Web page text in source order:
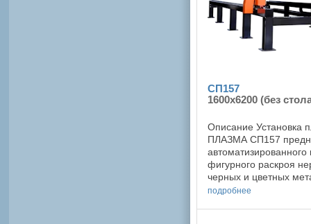
СП157
1600x6200 (без
Описание Установка
ПЛАЗМА СП157
автоматизированного
фигурного раскроя
черных и цветных
плазменной или газо-
подробнее